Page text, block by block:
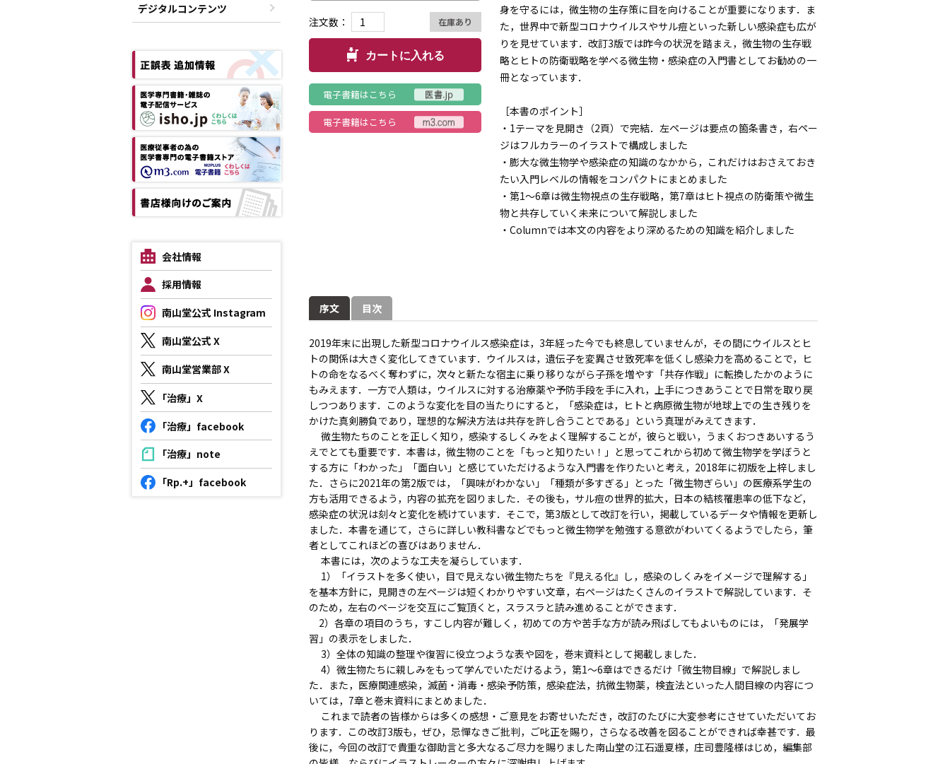
デジタルコンテンツ
会社情報
採用情報
南山堂公式 Instagram
南山堂公式 X
南山堂営業部 X
「治療」X
「治療」facebook
「治療」note
「Rp.+」facebook
注文数： 在庫あり
カートに入れる
電子書籍はこちら
電子書籍はこちら
身を守るには，微生物の生存策に目を向けることが重要になります．ま
た，世界中で新型コロナウイルスやサル痘といった新しい感染症も広が
りを見せています．改訂3版では昨今の状況を踏まえ，微生物の生存戦
略とヒトの防衛戦略を学べる微生物・感染症の入門書としてお勧めの一
冊となっています．
［本書のポイント］
・1テーマを見開き（2頁）で完結．左ページは要点の箇条書き，右ペー
ジはフルカラーのイラストで構成しました
・膨大な微生物学や感染症の知識のなかから，これだけはおさえておき
たい入門レベルの情報をコンパクトにまとめました
・第1～6章は微生物視点の生存戦略，第7章はヒト視点の防衛策や微生
物と共存していく未来について解説しました
・Columnでは本文の内容をより深めるための知識を紹介しました
序文 目次
2019年末に出現した新型コロナウイルス感染症は，3年経った今でも終息していませんが，その間にウイルスとヒ
トの関係は大きく変化してきています．ウイルスは，遺伝子を変異させ致死率を低くし感染力を高めることで，ヒ
トの命をなるべく奪わずに，次々と新たな宿主に乗り移りながら子孫を増やす「共存作戦」に転換したかのように
もみえます．一方で人類は，ウイルスに対する治療薬や予防手段を手に入れ，上手につきあうことで日常を取り戻
しつつあります．このような変化を目の当たりにすると，「感染症は，ヒトと病原微生物が地球上での生き残りを
かけた真剣勝負であり，理想的な解決方法は共存を許し合うことである」という真理がみえてきます．
微生物たちのことを正しく知り，感染するしくみをよく理解することが，彼らと戦い，うまくおつきあいするう
えでとても重要です．本書は，微生物のことを「もっと知りたい！」と思ってこれから初めて微生物学を学ぼうと
する方に「わかった」「面白い」と感じていただけるような入門書を作りたいと考え，2018年に初版を上梓しまし
た．さらに2021年の第2版では，「興味がわかない」「種類が多すぎる」とった「微生物ぎらい」の医療系学生の
方も活用できるよう，内容の拡充を図りました．その後も，サル痘の世界的拡大，日本の結核罹患率の低下など，
感染症の状況は刻々と変化を続けています．そこで，第3版として改訂を行い，掲載しているデータや情報を更新し
ました．本書を通じて，さらに詳しい教科書などでもっと微生物学を勉強する意欲がわいてくるようでしたら，筆
者としてこれほどの喜びはありません．
本書には，次のような工夫を凝らしています．
1）「イラストを多く使い，目で見えない微生物たちを『見える化』し，感染のしくみをイメージで理解する」
を基本方針に，見開きの左ページは短くわかりやすい文章，右ページはたくさんのイラストで解説しています．そ
のため，左右のページを交互にご覧頂くと，スラスラと読み進めることができます．
2）各章の項目のうち，すこし内容が難しく，初めての方や苦手な方が読み飛ばしてもよいものには，「発展学
習」の表示をしました．
3）全体の知識の整理や復習に役立つような表や図を，巻末資料として掲載しました．
4）微生物たちに親しみをもって学んでいただけるよう，第1～6章はできるだけ「微生物目線」で解説しまし
た．また，医療関連感染，滅菌・消毒・感染予防策，感染症法，抗微生物薬，検査法といった人間目線の内容につ
いては，7章と巻末資料にまとめました．
これまで読者の皆様からは多くの感想・ご意見をお寄せいただき，改訂のたびに大変参考にさせていただいてお
ります．この改訂3版も，ぜひ，忌憚なきご批判，ご叱正を賜り，さらなる改善を図ることができれば幸甚です．最
後に，今回の改訂で貴重な御助言と多大なるご尽力を賜りました南山堂の江石遥夏様，庄司豊隆様はじめ，編集部